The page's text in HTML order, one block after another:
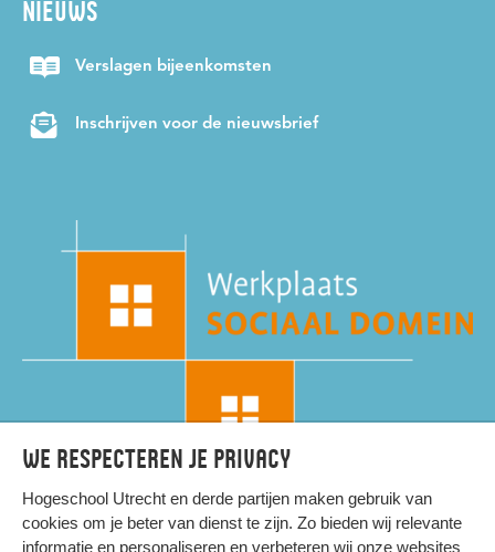
We respecteren je privacy
Hogeschool Utrecht en derde partijen maken gebruik van
cookies om je beter van dienst te zijn. Zo bieden wij relevante
informatie en personaliseren en verbeteren wij onze websites
NIEUWS
Verslagen bijeenkomsten
Inschrijven voor de nieuwsbrief